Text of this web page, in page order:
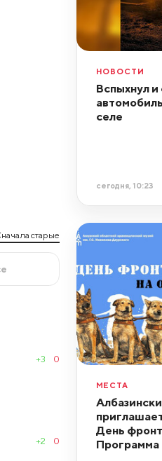
старые
+3 0
+2 0
НОВОСТИ
Вспыхнул и
селе
сегодня, 10:23
МЕСТА
День
Программа